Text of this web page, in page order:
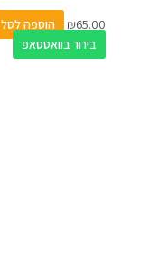
₪65.00
הוספה לסל
בירור בוואטסאפ